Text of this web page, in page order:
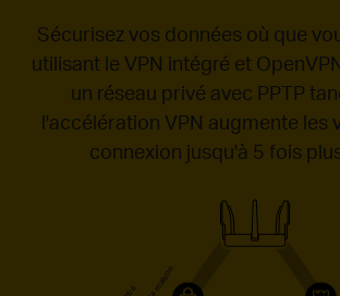
Sécurisez vos données où que
utilisant le VPN intégré et
un réseau privé avec PPTP
l'accélération VPN augmente les
connexion jusqu'à 5 fois